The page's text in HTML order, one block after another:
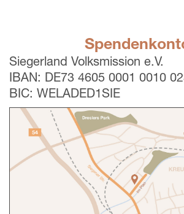
Siegerland Volksmission e.V.
IBAN: DE73 4605 0001 0010
BIC: WELADED1SIE